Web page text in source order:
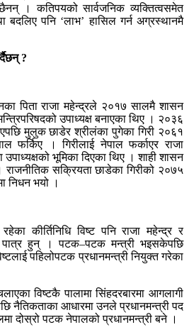
। कतिपयको सार्वजनिक व्यक्तित्वसमेत
पनि ‘लाभ’ हासिल गर्न अग्रस्थानमै
?
पिता राजा महेन्द्रले २०१७ सालमै शासन
उपाध्यक्ष बनाएका थिए । २०३६
मुलुक छाडेर श्रीलंका पुगेका गिरी २०६१
फर्किए । गिरीलाई नेपाल फर्काएर राजा
उपाध्यक्षको भूमिका दिएका थिए । शाही शासन
सक्रियता छाडेका गिरीको २०७५
निधन भयो ।
रहेका कीर्तिनिधि विष्ट पनि राजा महेन्द्र र
पात्र हुन् । पटक–पटक मन्त्री भइसकेपछि
पहिलोपटक प्रधानमन्त्री नियुक्त गरेका
विष्टकै पालामा सिंहदरबारमा आगलागी
नैतिकताका आधारमा उनले प्रधानमन्त्री पद
दोस्रो पटक नेपालको प्रधानमन्त्री बने ।